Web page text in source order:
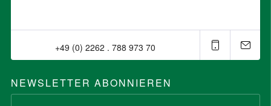
+49 (0) 2262 . 788 973 70⁠
NEWSLETTER ABONNIEREN